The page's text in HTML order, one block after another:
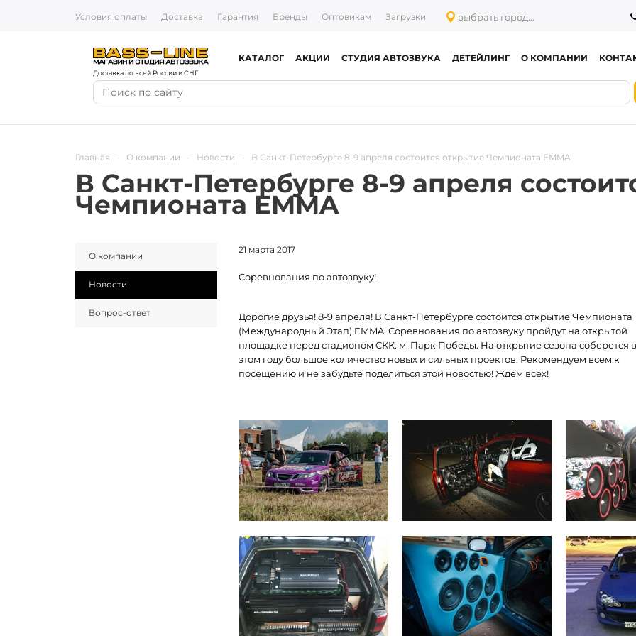
Условия оплаты Доставка Гарантия Бренды Оптовикам Загрузки выбрать город...
Доставка по всей России и СНГ
КАТАЛОГ АКЦИИ СТУДИЯ АВТОЗВУКА ДЕТЕЙЛИНГ О КОМПАНИИ
Главная - О компании - Новости - В Санкт-Петербурге 8-9 апреля состоится открытие Чемпионата EMMA
В Санкт-Петербурге 8-9 апреля
Чемпионата EMMA
О компании
Новости
Вопрос-ответ
21 марта 2017
Соревнования по автозвуку!
Дорогие друзья! 8-9 апреля! В Санкт-Петербурге состоится открытие Чемпионата
(Международный Этап) EMMA. Соревнования по автозвуку пройдут на открытой
площадке перед стадионом СКК. м. Парк Победы. На открытие сезона соберется в
этом году большое количество новых и сильных проектов. Рекомендуем всем к
посещению и не забудьте поделиться этой новостью! Ждем всех!